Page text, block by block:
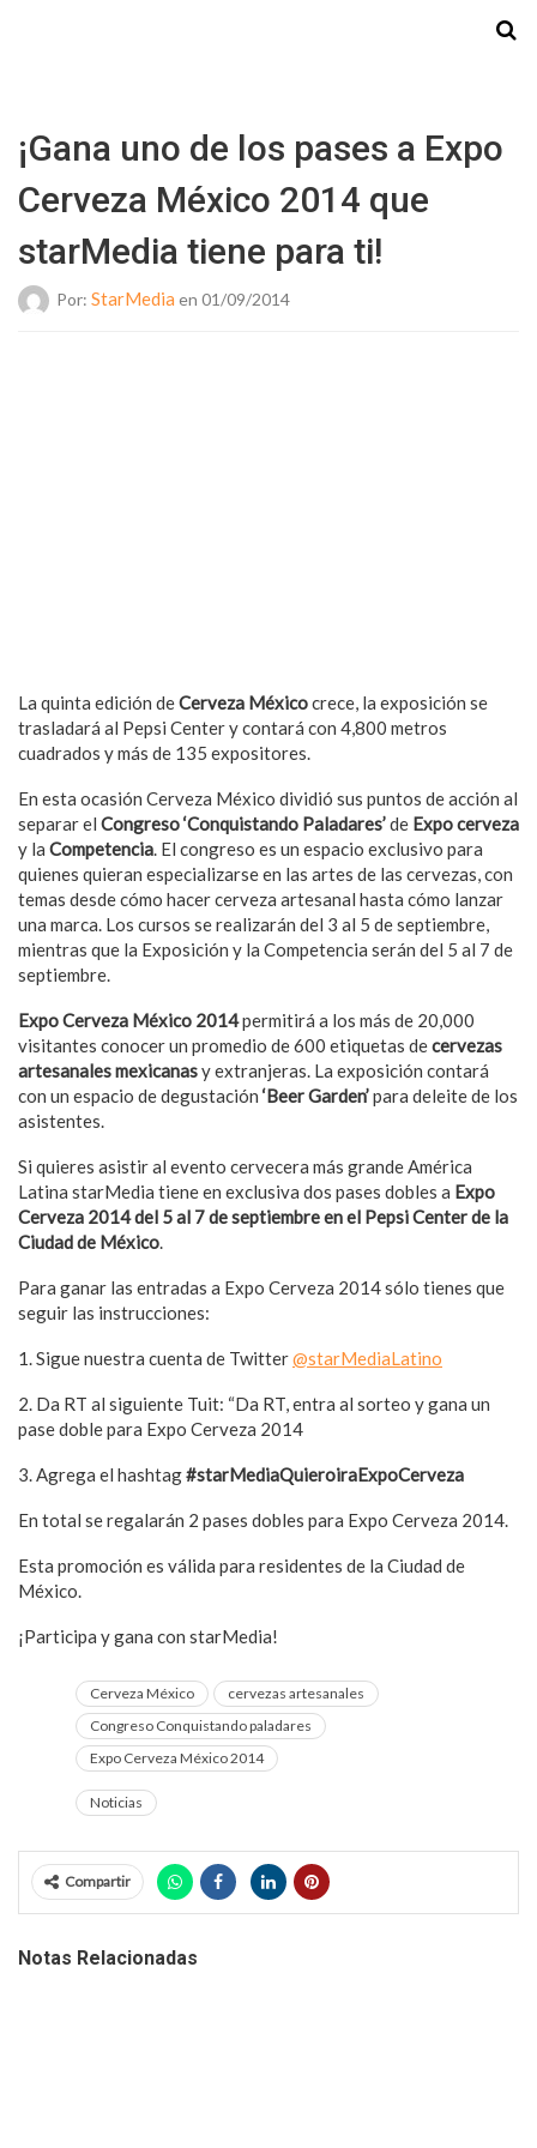
¡Gana uno de los pases a Expo
Cerveza México 2014 que
starMedia tiene para ti!
Por: StarMedia en 01/09/2014
La quinta edición deCerveza Méxicocrece, la exposición se
trasladará al Pepsi Center y contará con 4,800 metros
cuadrados y más de 135 expositores.
En esta ocasión Cerveza México dividió sus puntos de acción al
separar el Congreso ‘Conquistando Paladares’de Expo cerveza
y la Competencia . El congreso es un espacio exclusivo para
quienes quieran especializarse en las artes de las cervezas, con
temas desde cómo hacer cerveza artesanal hasta cómo lanzar
una marca. Los cursos se realizarán del 3 al 5 de septiembre,
mientras que la Exposición y la Competencia serán del 5 al 7 de
septiembre.
Expo Cerveza México 2014permitirá a los más de 20,000
visitantes conocer un promedio de 600 etiquetas decervezas
artesanales mexicanasy extranjeras. La exposición contará
con un espacio de degustación ‘Beer Garden’para deleite de los
asistentes.
Si quieres asistir al evento cervecera más grande América
Latina starMedia tiene en exclusiva dos pases dobles a Expo
Cerveza 2014 del 5 al 7 de septiembre en el Pepsi Center de la
Ciudad de México
Para ganar las entradas a Expo Cerveza 2014 sólo tienes que
seguir las instrucciones:
1. Sigue nuestra cuenta de Twitter@starMediaLatino
2. Da RT al siguiente Tuit: “Da RT, entra al sorteo y gana un
pase doble para Expo Cerveza 2014
3. Agrega el hashtag#starMediaQuieroiraExpoCerveza
En total se regalarán 2 pases dobles para Expo Cerveza 2014.
Esta promoción es válida para residentes de la Ciudad de
México.
¡Participa y gana con starMedia!
Cerveza México
cervezas artesanales
Congreso Conquistando paladares
Expo Cerveza México 2014
Noticias
Compartir
Notas Relacionadas